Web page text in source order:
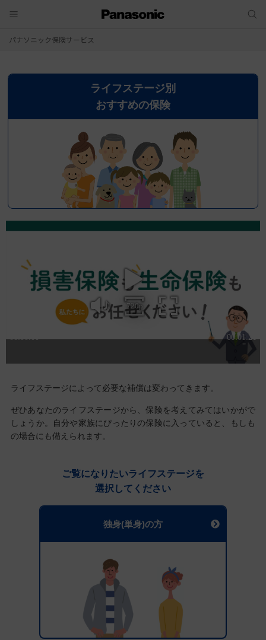
パナソニック保険サービス
ライフステージ別
おすすめの保険
ライフステージによって必要な補償は変わってきます。
ぜひあなたのライフステージから、保険を考えてみてはいかがで
しょうか。
自分や家族にぴったりの保険に入っていると、もしも
の場合にも備えられます。
ご覧になりたいライフステージを
選択してください
独身(単身)の方